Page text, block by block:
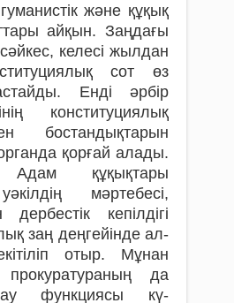
жә­не құқық
айқын. Заң­дағы
сәйкес, келесі жылдан
сот өз
Енді әрбір
консти­ту­циялық
бостан­дықта­рын
қорғай алады.
Адам құқықтары
мәр­тебесі,
дербестік кепілдігі
заң деңгейінде ал­­
отыр. Мұнан
да
функциясы кү­